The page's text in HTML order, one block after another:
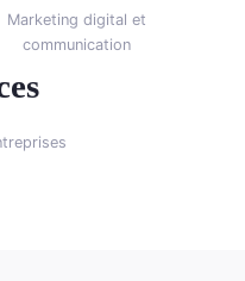
Marketing digital et
communication